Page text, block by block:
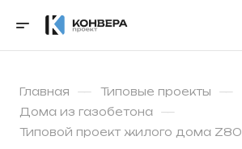
Главная — Типовые проекты —
Дома из газобетона —
Типовой проект жилого дома Z80